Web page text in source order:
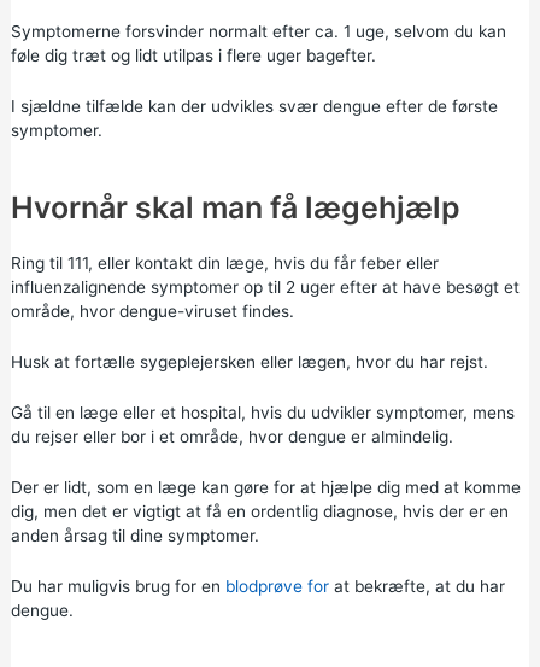
Symptomerne forsvinder normalt efter ca. 1 uge, selvom du kan
føle dig træt og lidt utilpas i flere uger bagefter.
I sjældne tilfælde kan der udvikles svær dengue efter de første
symptomer.
Hvornår skal man få lægehjælp
Ring til 111, eller kontakt din læge, hvis du får feber eller
influenzalignende symptomer op til 2 uger efter at have besøgt et
område, hvor dengue-viruset findes.
Husk at fortælle sygeplejersken eller lægen, hvor du har rejst.
Gå til en læge eller et hospital, hvis du udvikler symptomer, mens
du rejser eller bor i et område, hvor dengue er almindelig.
Der er lidt, som en læge kan gøre for at hjælpe dig med at komme
dig, men det er vigtigt at få en ordentlig diagnose, hvis der er en
anden årsag til dine symptomer.
Du har muligvis brug for en blodprøve forat bekræfte, at du har
dengue.